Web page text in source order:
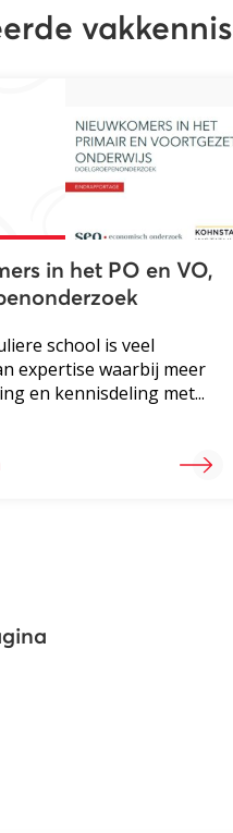
vakkennis
in het PO en VO,
school is veel
expertise waarbij meer
en kennisdeling met...